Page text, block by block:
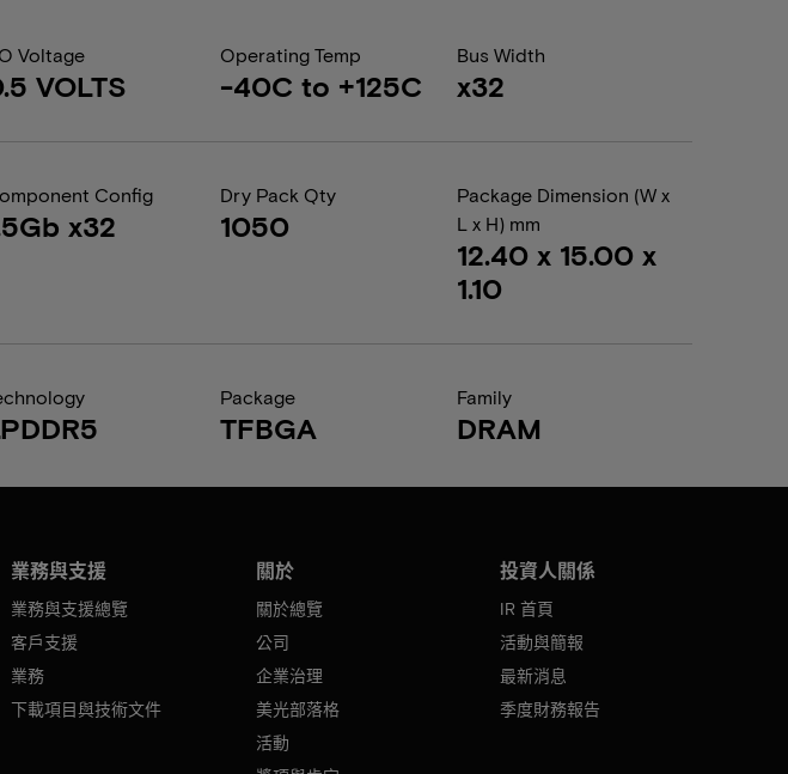
Voltage
VOLTS
Operating Temp
-40C to +125C
Bus Width
x32
Config
x32
Dry Pack Qty
1050
Package Dimension (W x
L x H) mm
12.40 x 15.00 x
1.10
Package
TFBGA
Family
DRAM
業務與支援
業務與支援總覽
客戶支援
業務
下載項目與技術文件
關於
關於總覽
公司
企業治理
美光部落格
活動
投資人關係
IR 首頁
活動與簡報
最新消息
季度財務報告